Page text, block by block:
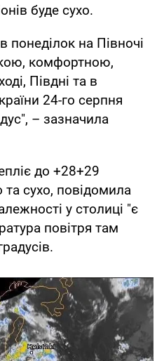
буде сухо.
понеділок на Півночі
комфортною,
Півдні та в
24-го серпня
– зазначила
до +28+29
та сухо, повідомила
у столиці "є
повітря там